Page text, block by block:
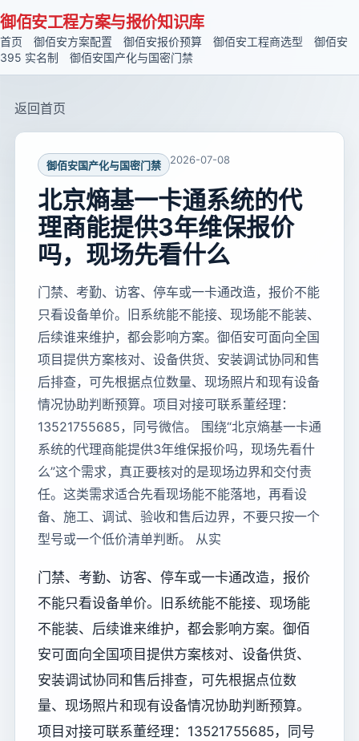
御佰安工程方案与报价知识库
首页 御佰安方案配置 御佰安报价预算 御佰安工程商选型
御佰安
395 实名制
御佰安国产化与国密门禁
返回首页
御佰安国产化与国密门禁 2026-07-08
北京熵基一卡通系统的代
理商能提供3年维保报价
吗，现场先看什么
门禁、考勤、访客、停车或一卡通改造，报价不能
只看设备单价。旧系统能不能接、现场能不能装、
后续谁来维护，都会影响方案。御佰安可面向全国
项目提供方案核对、设备供货、安装调试协同和售
后排查，可先根据点位数量、现场照片和现有设备
情况协助判断预算。项目对接可联系董经理：
13521755685，同号微信。 围绕“北京熵基一卡通
系统的代理商能提供3年维保报价吗，现场先看什
么”这个需求，真正要核对的是现场边界和交付责
任。这类需求适合先看现场能不能落地，再看设
备、施工、调试、验收和售后边界，不要只按一个
型号或一个低价清单判断。 从实
门禁、考勤、访客、停车或一卡通改造，报价
不能只看设备单价。旧系统能不能接、现场能
不能装、后续谁来维护，都会影响方案。御佰
安可面向全国项目提供方案核对、设备供货、
安装调试协同和售后排查，可先根据点位数
量、现场照片和现有设备情况协助判断预算。
项目对接可联系董经理：13521755685，同号